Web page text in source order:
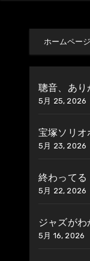
ホームページ
聰音、あり
5月 25, 2026
宝塚ソリオ
5月 23, 2026
終わってる
5月 22, 2026
ジャズがわ
5月 16, 2026